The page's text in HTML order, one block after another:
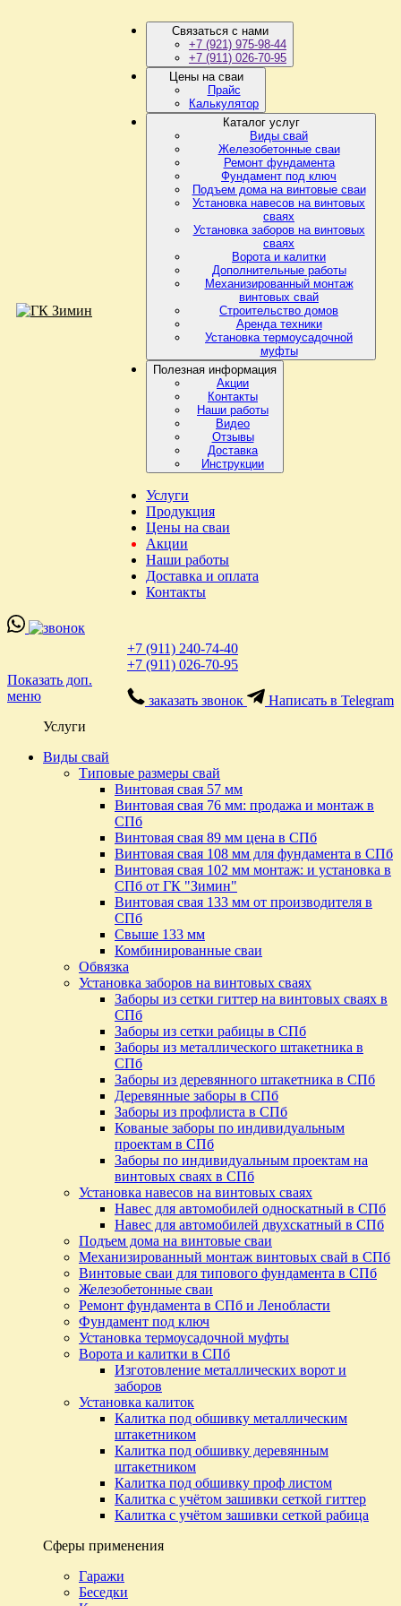
Связаться с нами
+7 (921) 975-98-44
+7 (911) 026-70-95
Цены на сваи
Прайс
Калькулятор
Каталог услуг
Виды свай
Железобетонные сваи
Ремонт фундамента
Фундамент под ключ
Подъем дома на винтовые сваи
Установка навесов на винтовых
сваях
Установка заборов на винтовых
сваях
Ворота и калитки
Дополнительные работы
Механизированный монтаж
винтовых свай
Строительство домов
Аренда техники
Установка термоусадочной
муфты
Полезная информация
Акции
Контакты
Наши работы
Видео
Отзывы
Доставка
Инструкции
Услуги
Продукция
Цены на сваи
Акции
Наши работы
Доставка и оплата
Контакты
+7 (911) 240-74-40
+7 (911) 026-70-95
заказать звонок Написать в Telegram
Показать доп.
меню
Услуги
Виды свай
Типовые размеры свай
Винтовая свая 57 мм
Винтовая свая 76 мм: продажа и монтаж в
СПб
Винтовая свая 89 мм цена в СПб
Винтовая свая 108 мм для фундамента в СПб
Винтовая свая 102 мм монтаж: и установка в
СПб от ГК "Зимин"
Винтовая свая 133 мм от производителя в
СПб
Свыше 133 мм
Комбинированные сваи
Обвязка
Установка заборов на винтовых сваях
Заборы из сетки гиттер на винтовых сваях в
СПб
Заборы из сетки рабицы в СПб
Заборы из металлического штакетника в
СПб
Заборы из деревянного штакетника в СПб
Деревянные заборы в СПб
Заборы из профлиста в СПб
Кованые заборы по индивидуальным
проектам в СПб
Заборы по индивидуальным проектам на
винтовых сваях в СПб
Установка навесов на винтовых сваях
Навес для автомобилей односкатный в СПб
Навес для автомобилей двухскатный в СПб
Подъем дома на винтовые сваи
Механизированный монтаж винтовых свай в СПб
Винтовые сваи для типового фундамента в СПб
Железобетонные сваи
Ремонт фундамента в СПб и Ленобласти
Фундамент под ключ
Установка термоусадочной муфты
Ворота и калитки в СПб
Изготовление металлических ворот и
заборов
Установка калиток
Калитка под обшивку металлическим
штакетником
Калитка под обшивку деревянным
штакетником
Калитка под обшивку проф листом
Калитка с учётом зашивки сеткой гиттер
Калитка с учётом зашивки сеткой рабица
Сферы применения
Гаражи
Беседки